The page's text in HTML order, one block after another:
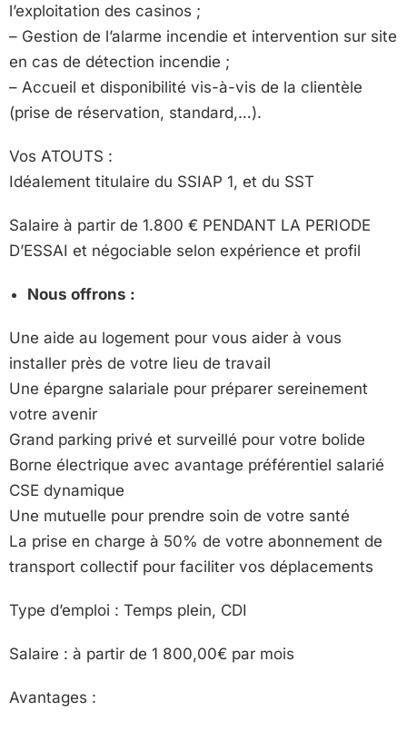
l’exploitation des casinos ;
– Gestion de l’alarme incendie et intervention sur site
en cas de détection incendie ;
– Accueil et disponibilité vis-à-vis de la clientèle
(prise de réservation, standard,…).
Vos ATOUTS :
Idéalement titulaire du SSIAP 1, et du SST
Salaire à partir de 1.800 € PENDANT LA PERIODE
D’ESSAI et négociable selon expérience et profil
Nous offrons :
Une aide au logement pour vous aider à vous
installer près de votre lieu de travail
Une épargne salariale pour préparer sereinement
votre avenir
Grand parking privé et surveillé pour votre bolide
Borne électrique avec avantage préférentiel salarié
CSE dynamique
Une mutuelle pour prendre soin de votre santé
La prise en charge à 50% de votre abonnement de
transport collectif pour faciliter vos déplacements
Type d’emploi : Temps plein, CDI
Salaire : à partir de 1 800,00€ par mois
Avantages :